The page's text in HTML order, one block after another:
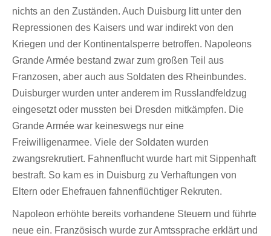
nichts an den Zuständen. Auch Duisburg litt unter den
Repressionen des Kaisers und war indirekt von den
Kriegen und der Kontinentalsperre betroffen. Napoleons
Grande Armée bestand zwar zum großen Teil aus
Franzosen, aber auch aus Soldaten des Rheinbundes.
Duisburger wurden unter anderem im Russlandfeldzug
eingesetzt oder mussten bei Dresden mitkämpfen. Die
Grande Armée war keineswegs nur eine
Freiwilligenarmee. Viele der Soldaten wurden
zwangsrekrutiert. Fahnenflucht wurde hart mit Sippenhaft
bestraft. So kam es in Duisburg zu Verhaftungen von
Eltern oder Ehefrauen fahnenflüchtiger Rekruten.
Napoleon erhöhte bereits vorhandene Steuern und führte
neue ein. Französisch wurde zur Amtssprache erklärt und